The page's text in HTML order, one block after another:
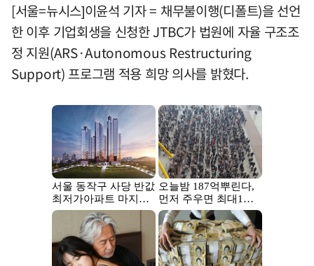
[서울=뉴시스]이윤석 기자 = 채무불이행(디폴트)을 선언
한 이후 기업회생을 신청한 JTBC가 법원에 자율 구조조
정 지원(ARS·Autonomous Restructuring
Support) 프로그램 적용 희망 의사를 밝혔다.